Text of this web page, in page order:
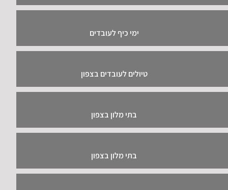
ימי כיף לעובדים
טיולים לעובדים בצפון
בתי מלון בצפון
בתי מלון בצפון